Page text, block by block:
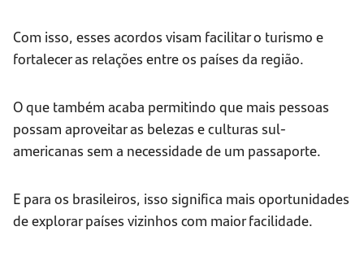
Com isso, esses acordos visam facilitar o turismo e
fortalecer as relações entre os países da região.
O que também acaba permitindo que mais pessoas
possam aproveitar as belezas e culturas sul-
americanas sem a necessidade de um passaporte.
E para os brasileiros, isso significa mais oportunidades
de explorar países vizinhos com maior facilidade.